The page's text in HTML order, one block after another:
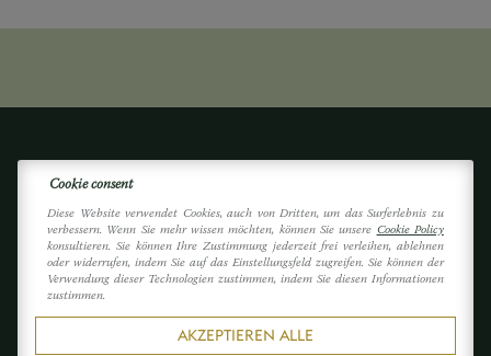
Cookie consent
Diese Website verwendet Cookies, auch von Dritten, um das Surferlebnis zu
verbessern. Wenn Sie mehr wissen möchten, können Sie unsere Cookie Policy
konsultieren. Sie können Ihre Zustimmung jederzeit frei verleihen, ablehnen
oder widerrufen, indem Sie auf das Einstellungsfeld zugreifen. Sie können der
Verwendung dieser Technologien zustimmen, indem Sie diesen Informationen
zustimmen.
AKZEPTIEREN ALLE